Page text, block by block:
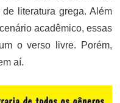
literatura grega. Além
acadêmico, essas
o verso livre. Porém,
aí.